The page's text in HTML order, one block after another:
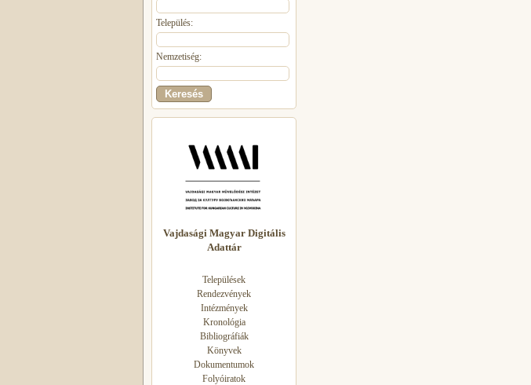
Település:
Nemzetiség:
Vajdasági Magyar Digitális
Adattár
Települések
Rendezvények
Intézmények
Kronológia
Bibliográfiák
Könyvek
Dokumentumok
Folyóiratok